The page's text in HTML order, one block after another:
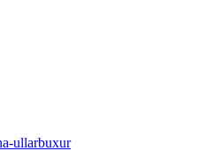
ullarbuxur